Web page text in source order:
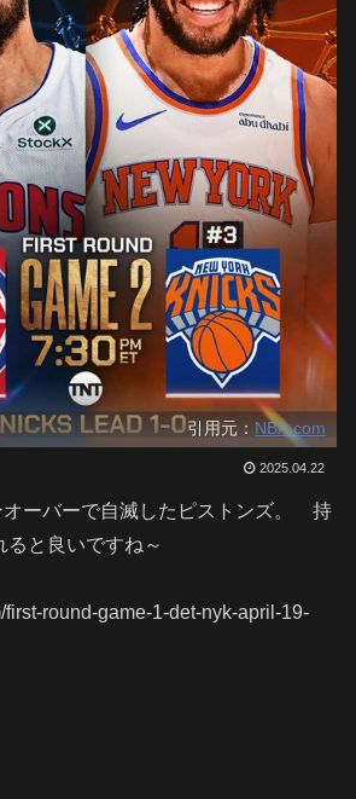
引用元： NBA.com
2025.04.22
オーバーで自滅したピストンズ。 持
ると良いですね～
first-round-game-1-det-nyk-april-19-